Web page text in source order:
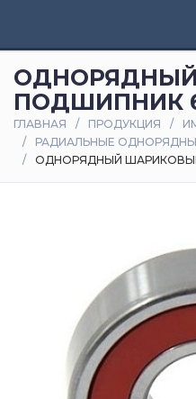
и
статьи
Оплата
доставка
ПОДШИПНИК
ГЛАВНАЯ ПРОДУКЦИЯ
РАДИАЛЬНЫЕ
ОДНОРЯДНЫЙ ШАРИКОВЫЙ